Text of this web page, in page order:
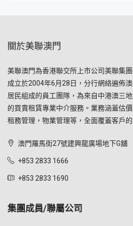
關於美聯澳門
美聯澳門為香港聯交所上市公司美聯集
成立於2004年6月28日，分行網絡遍佈
居民組成的員工團隊，為來自中港澳三
的買賣租賃專業中介服務。業務涵蓋估
租務管理，物業管理等，全面覆蓋客戶的
澳門羅馬街27號建興龍廣場地下G舖
+853 2833 1666
+853 2833 1690
集團成員/聯屬公司